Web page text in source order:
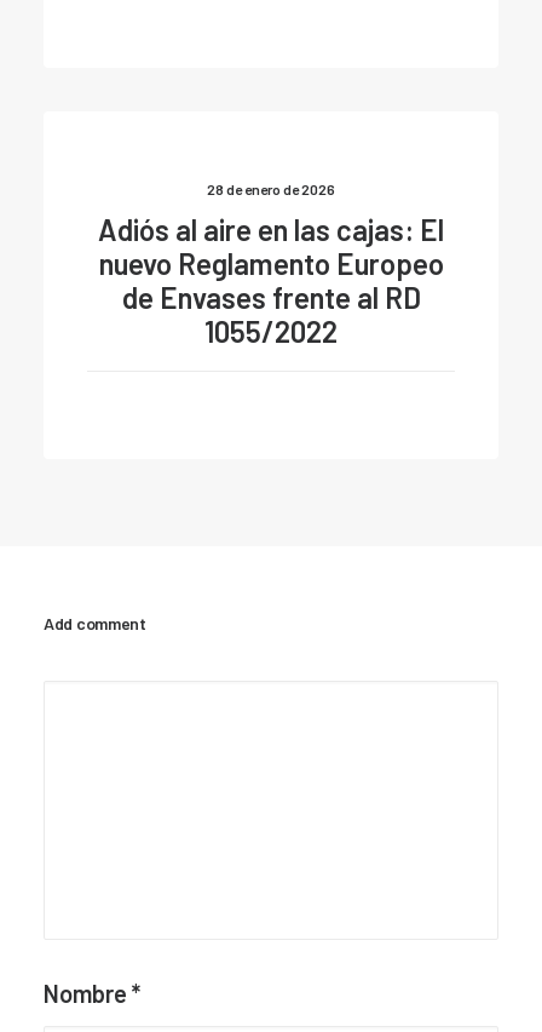
28 de enero de 2026
Adiós al aire en las cajas: El
nuevo Reglamento Europeo
de Envases frente al RD
1055/2022
Add comment
Nombre *